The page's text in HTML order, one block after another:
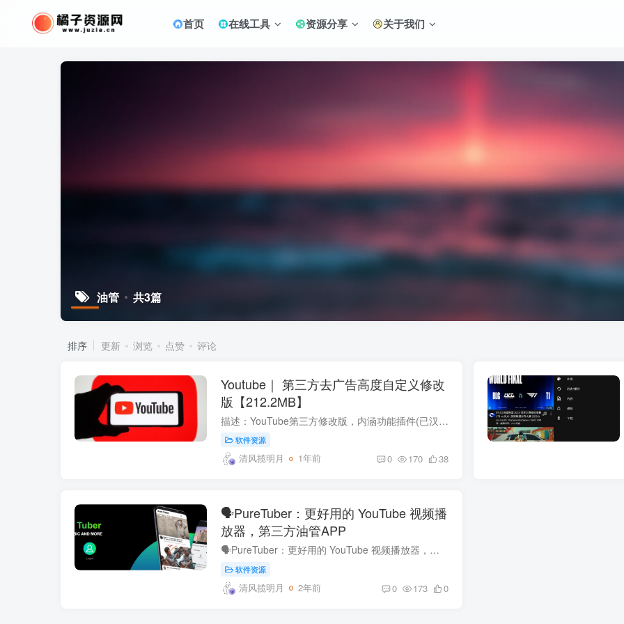
首页 在线工具 资源分享 关于我们
油管 共3篇
排序 更新 浏览 点赞 评论
Youtube｜ 第三方去广告高度自定义修改
版【212.2MB】
描述：YouTube第三方修改版，内涵功能插件(已汉化)可以自定义更多功能安卓版需要搭配microG 服务使用安装完MicroG APP之后并根据软件内提示设置允许所有权限之后，再打开修改版YouTube即可正常...
软件资源
清风揽明月 1年前 0 170 38
🗣PureTuber：更好用的 YouTube 视频播
放器，第三方油管APP
🗣PureTuber：更好用的 YouTube 视频播放器，第三方油管APP 无广告，支持后台播放、画中画，支持下载视频和音乐，支持多种分辨率和格式等等 🏷标签：#安卓 #iOS #youtube #油管 👉链接：Pure Tu...
软件资源
清风揽明月 2年前 0 173 0